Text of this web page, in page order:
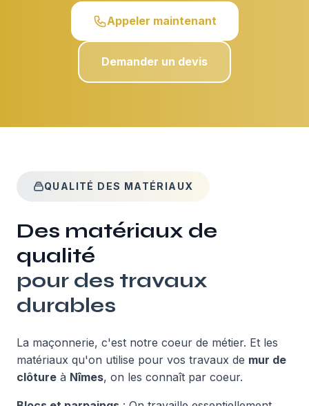
Appeler maintenant
Demander un devis
QUALITÉ DES MATÉRIAUX
Des matériaux de
qualité
pour des travaux
durables
La maçonnerie, c'est notre coeur de métier. Et les
matériaux qu'on utilise pour vos travaux de mur de
clôture à Nîmes, on les connaît par coeur.